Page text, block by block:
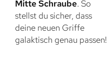
Mitte Schraube. So
stellst du sicher, dass
deine neuen Griffe
galaktisch genau passen!